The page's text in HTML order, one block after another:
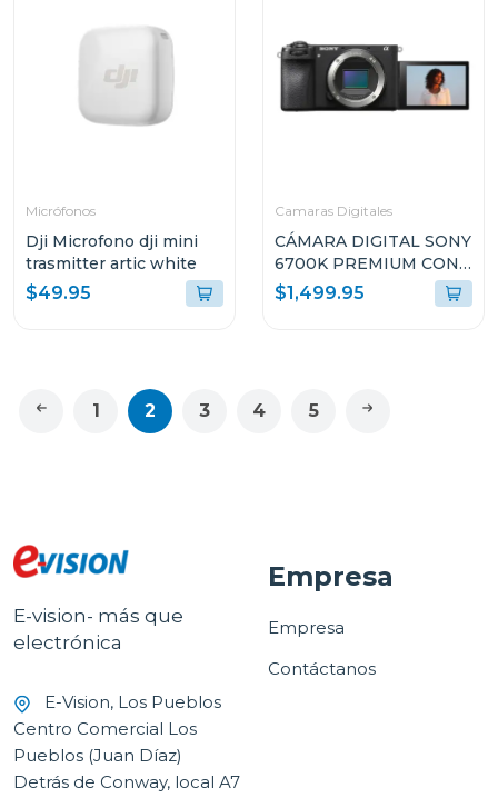
Micrófonos
Dji Microfono dji mini
trasmitter artic white
$49.95
Camaras Digitales
CÁMARA DIGITAL SONY
6700K PREMIUM CON
MONTURA E + LENTE E
PZ 16-50MM F3.5-5.6
$1,499.95
1 2 3 4 5
E-vision- más que
electrónica
E-Vision, Los Pueblos
Centro Comercial Los
Pueblos (Juan Díaz)
Detrás de Conway, local A7
Empresa
Empresa
Contáctanos